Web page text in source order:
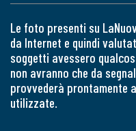
Le foto presenti su
da Internet e quindi
soggetti avessero
non avranno che da
provvederà prontamente
utilizzate.